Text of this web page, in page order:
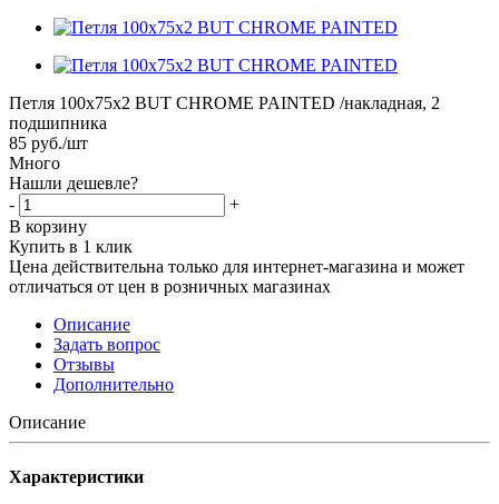
Петля 100x75x2 BUT CHROME PAINTED /накладная, 2
подшипника
85 руб./шт
Много
Нашли дешевле?
-
+
В корзину
Купить в 1 клик
Цена действительна только для интернет-магазина и может
отличаться от цен в розничных магазинах
Описание
Задать вопрос
Отзывы
Дополнительно
Описание
Характеристики